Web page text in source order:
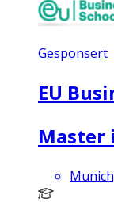
Gesponsert
EU
Master